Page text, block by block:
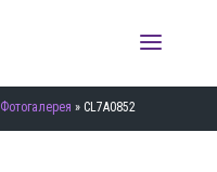
Фотогалерея » CL7A0852